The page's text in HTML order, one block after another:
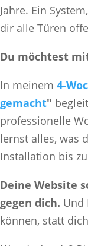
Jahre. Ein
dir alle Türen
Du möchtest
In meinem 4-
gemacht"
professionelle
lernst alles, was
Installation bis
Deine Website
gegen dich. Und
können, statt